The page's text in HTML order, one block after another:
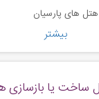
هتل های پارسیان
بیشتر
ساخت یا بازسازی